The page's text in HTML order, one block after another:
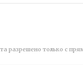
разрешено только с